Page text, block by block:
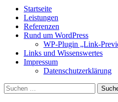
Startseite
Leistungen
Referenzen
Rund um WordPress
WP-Plugin „Link-
Links und Wissenswertes
Impressum
Datenschutzerklärung
Suchen
nach: